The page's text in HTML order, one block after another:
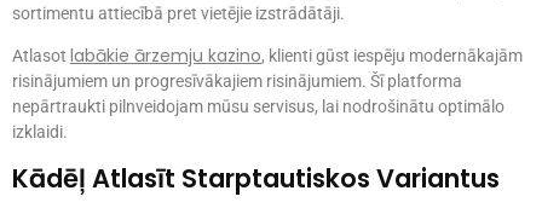
sortimentu attiecībā pret vietējie izstrādātāji.
Atlasot labākie ārzemju kazino, klienti gūst iespēju modernākajām
risinājumiem un progresīvākajiem risinājumiem. Šī platforma
nepārtraukti pilnveidojam mūsu servisus, lai nodrošinātu optimālo
izklaidi.
Kādēļ Atlasīt Starptautiskos Variantus